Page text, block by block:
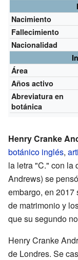
Nacimiento
Fallecimiento
Nacionalidad
Área
Años activo
Abreviatura en
botánica
Henry Cranke
botánico inglés,
la letra "C." con la
Andrews) se
embargo, en 2017
de matrimonio y
que su segundo
Henry Cranke
de Londres. Se